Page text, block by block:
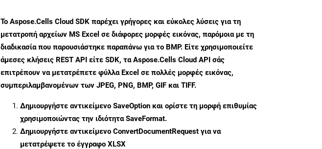
Το Aspose.Cells Cloud SDK παρέχει γρήγορες και εύκολες λύσεις για τη
μετατροπή αρχείων MS Excel σε διάφορες μορφές εικόνας, παρόμοια με τη
διαδικασία που παρουσιάστηκε παραπάνω για το BMP. Είτε χρησιμοποιείτε
άμεσες κλήσεις REST API είτε SDK, τα Aspose.Cells Cloud API σάς
επιτρέπουν να μετατρέπετε φύλλα Excel σε πολλές μορφές εικόνας,
συμπεριλαμβανομένων των JPEG, PNG, BMP, GIF και TIFF.
Δημιουργήστε αντικείμενο SaveOption και ορίστε τη μορφή επιθυμίας
χρησιμοποιώντας την ιδιότηταSaveFormat.
Δημιουργήστε αντικείμενο ConvertDocumentRequest για να
μετατρέψετε το έγγραφο XLSX